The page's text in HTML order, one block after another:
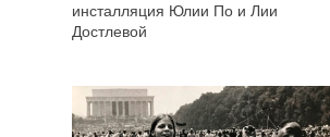
инсталляция Юлии По и Лии
Достлевой
11 982